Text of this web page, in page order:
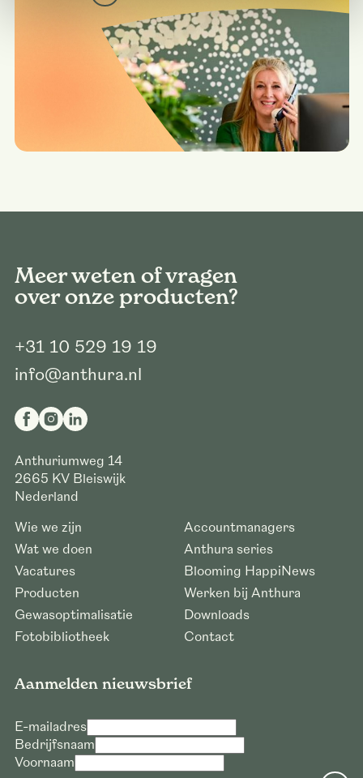
Meer weten of vragen
over onze producten?
+31 10 529 19 19
info@anthura.nl
Anthuriumweg 14
2665 KV Bleiswijk
Nederland
Wie we zijn
Wat we doen
Vacatures
Producten
Gewasoptimalisatie
Fotobibliotheek
Accountmanagers
Anthura series
Blooming HappiNews
Werken bij Anthura
Downloads
Contact
Aanmelden nieuwsbrief
E-mailadres
Bedrijfsnaam
Voornaam